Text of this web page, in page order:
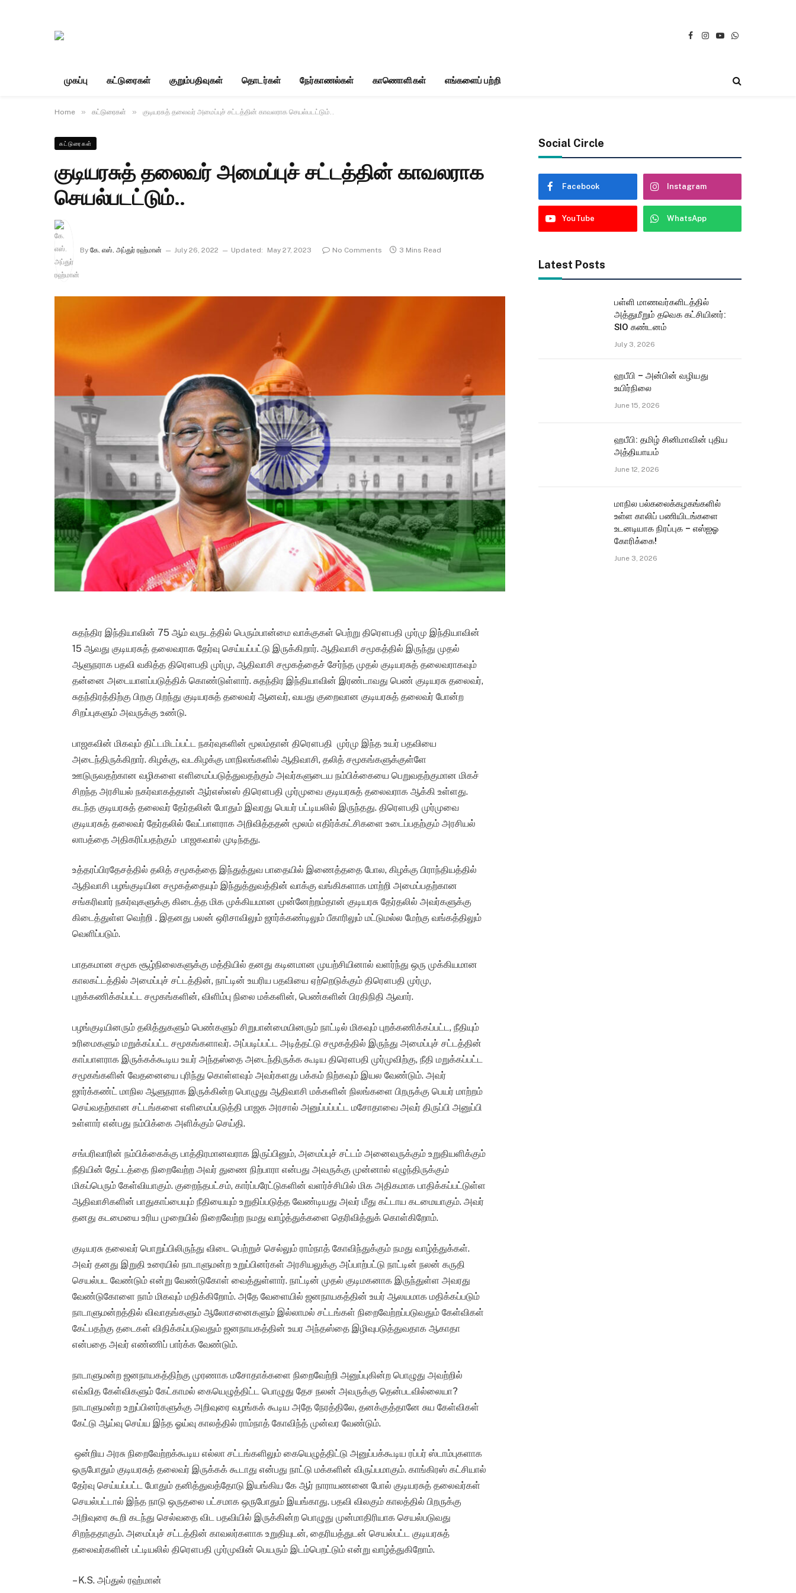
Facebook
Instagram
YouTubeWhatsApp
முகப்பு கட்டுரைகள் குறும்பதிவுகள் தொடர்கள் நேர்காணல்கள் காணொளிகள் எங்களைப் பற்றி
Home » கட்டுரைகள் » குடியரசுத் தலைவர் அமைப்புச் சட்டத்தின் காவலராக செயல்படட்டும்..
கட்டுரைகள்
குடியரசுத் தலைவர் அமைப்புச் சட்டத்தின் காவலராக
செயல்படட்டும்..
By கே. எஸ். அப்துர் ரஹ்மான் July 26, 2022 Updated: May 27, 2023 No Comments 3 Mins Read
சுதந்திர இந்தியாவின் 75 ஆம் வருடத்தில் பெரும்பான்மை வாக்குகள் பெற்று திரௌபதி முர்மு இந்தியாவின்
15 ஆவது குடியரசுத் தலைவராக தேர்வு செய்யப்பட்டு இருக்கிறார். ஆதிவாசி சமூகத்தில் இருந்து முதல்
ஆளுநராக பதவி வகித்த திரௌபதி முர்மு, ஆதிவாசி சமூகத்தைச் சேர்ந்த முதல் குடியரசுத் தலைவராகவும்
தன்னை அடையாளப்படுத்திக் கொண்டுள்ளார். சுதந்திர இந்தியாவின் இரண்டாவது பெண் குடியரசு தலைவர்,
சுதந்திரத்திற்கு பிறகு பிறந்து குடியரசுத் தலைவர் ஆனவர், வயது குறைவான குடியரசுத் தலைவர் போன்ற
சிறப்புகளும் அவருக்கு உண்டு.
பாஜகவின் மிகவும் திட்டமிடப்பட்ட நகர்வுகளின் மூலம்தான் திரௌபதி முர்மு இந்த உயர் பதவியை
அடைந்திருக்கிறார். கிழக்கு, வடகிழக்கு மாநிலங்களில் ஆதிவாசி, தலித் சமூகங்களுக்குள்ளே
ஊடுருவதற்கான வழிகளை எளிமைப்படுத்துவதற்கும் அவர்களுடைய நம்பிக்கையை பெறுவதற்குமான மிகச்
சிறந்த அரசியல் நகர்வாகத்தான் ஆர்எஸ்எஸ் திரௌபதி முர்முவை குடியரசுத் தலைவராக ஆக்கி உள்ளது.
கடந்த குடியரசுத் தலைவர் தேர்தலின் போதும் இவரது பெயர் பட்டியலில் இருந்தது. திரௌபதி முர்முவை
குடியரசுத் தலைவர் தேர்தலில் வேட்பாளராக அறிவித்ததன் மூலம் எதிர்க்கட்சிகளை உடைப்பதற்கும் அரசியல்
லாபத்தை அதிகரிப்பதற்கும் பாஜகவால் முடிந்தது.
உத்தரப்பிரதேசத்தில் தலித் சமூகத்தை இந்துத்துவ பாதையில் இணைத்ததை போல, கிழக்கு பிராந்தியத்தில்
ஆதிவாசி பழங்குடியின சமூகத்தையும் இந்துத்துவத்தின் வாக்கு வங்கிகளாக மாற்றி அமைப்பதற்கான
சங்கரிவார் நகர்வுகளுக்கு கிடைத்த மிக முக்கியமான முன்னேற்றம்தான் குடியரசு தேர்தலில் அவர்களுக்கு
கிடைத்துள்ள வெற்றி . இதனது பலன் ஒரிசாவிலும் ஜார்க்கண்டிலும் பீகாரிலும் மட்டுமல்ல மேற்கு வங்கத்திலும்
வெளிப்படும்.
பாதகமான சமூக சூழ்நிலைகளுக்கு மத்தியில் தனது கடினமான முயற்சியினால் வளர்ந்து ஒரு முக்கியமான
காலகட்டத்தில் அமைப்புச் சட்டத்தின், நாட்டின் உயரிய பதவியை ஏற்றெடுக்கும் திரௌபதி முர்மு,
புறக்கணிக்கப்பட்ட சமூகங்களின், விளிம்பு நிலை மக்களின், பெண்களின் பிரதிநிதி ஆவார்.
பழங்குடியினரும் தலித்துகளும் பெண்களும் சிறுபான்மையினரும் நாட்டில் மிகவும் புறக்கணிக்கப்பட்ட, நீதியும்
உரிமைகளும் மறுக்கப்பட்ட சமூகங்களாவர். அப்படிப்பட்ட அடித்தட்டு சமூகத்தில் இருந்து அமைப்புச் சட்டத்தின்
காப்பாளராக இருக்கக்கூடிய உயர் அந்தஸ்தை அடைந்திருக்க கூடிய திரௌபதி முர்முவிற்கு, நீதி மறுக்கப்பட்ட
சமூகங்களின் வேதனையை புரிந்து கொள்ளவும் அவர்களது பக்கம் நிற்கவும் இயல வேண்டும். அவர்
ஜார்க்கண்ட் மாநில ஆளுநராக இருக்கின்ற பொழுது ஆதிவாசி மக்களின் நிலங்களை பிறருக்கு பெயர் மாற்றம்
செய்வதற்கான சட்டங்களை எளிமைப்படுத்தி பாஜக அரசால் அனுப்பப்பட்ட மசோதாவை அவர் திருப்பி அனுப்பி
உள்ளார் என்பது நம்பிக்கை அளிக்கும் செய்தி.
சங்பரிவாரின் நம்பிக்கைக்கு பாத்திரமானவராக இருப்பினும், அமைப்புச் சட்டம் அனைவருக்கும் உறுதியளிக்கும்
நீதியின் தேட்டத்தை நிறைவேற்ற அவர் துணை நிற்பாரா என்பது அவருக்கு முன்னால் எழுந்திருக்கும்
மிகப்பெரும் கேள்வியாகும். குறைந்தபட்சம், கார்ப்பரேட்டுகளின் வளர்ச்சியில் மிக அதிகமாக பாதிக்கப்பட்டுள்ள
ஆதிவாசிகளின் பாதுகாப்பையும் நீதியையும் உறுதிப்படுத்த வேண்டியது அவர் மீது கட்டாய கடமையாகும். அவர்
தனது கடமையை உரிய முறையில் நிறைவேற்ற நமது வாழ்த்துக்களை தெரிவித்துக் கொள்கிறோம்.
குடியரசு தலைவர் பொறுப்பிலிருந்து விடை பெற்றுச் செல்லும் ராம்நாத் கோவிந்துக்கும் நமது வாழ்த்துக்கள்.
அவர் தனது இறுதி உரையில் நாடாளுமன்ற உறுப்பினர்கள் அரசியலுக்கு அப்பாற்பட்டு நாட்டின் நலன் கருதி
செயல்பட வேண்டும் என்று வேண்டுகோள் வைத்துள்ளார். நாட்டின் முதல் குடிமகனாக இருந்துள்ள அவரது
வேண்டுகோளை நாம் மிகவும் மதிக்கிறோம். அதே வேளையில் ஜனநாயகத்தின் உயர் ஆலயமாக மதிக்கப்படும்
நாடாளுமன்றத்தில் விவாதங்களும் ஆலோசனைகளும் இல்லாமல் சட்டங்கள் நிறைவேற்றப்படுவதும் கேள்விகள்
கேட்பதற்கு தடைகள் விதிக்கப்படுவதும் ஜனநாயகத்தின் உயர அந்தஸ்தை இழிவுபடுத்துவதாக ஆகாதா
என்பதை அவர் எண்ணிப் பார்க்க வேண்டும்.
நாடாளுமன்ற ஜனநாயகத்திற்கு முரணாக மசோதாக்களை நிறைவேற்றி அனுப்புகின்ற பொழுது அவற்றில்
எவ்வித கேள்விகளும் கேட்காமல் கையெழுத்திட்ட பொழுது தேச நலன் அவருக்கு தென்படவில்லையா?
நாடாளுமன்ற உறுப்பினர்களுக்கு அறிவுரை வழங்கக் கூடிய அதே நேரத்திலே, தனக்குத்தானே சுய கேள்விகள்
கேட்டு ஆய்வு செய்ய இந்த ஓய்வு காலத்தில் ராம்நாத் கோவிந்த் முன்வர வேண்டும்.
ஒன்றிய அரசு நிறைவேற்றக்கூடிய எல்லா சட்டங்களிலும் கையெழுத்திட்டு அனுப்பக்கூடிய ரப்பர் ஸ்டாம்புகளாக
ஒருபோதும் குடியரசுத் தலைவர் இருக்கக் கூடாது என்பது நாட்டு மக்களின் விருப்பமாகும். காங்கிரஸ் கட்சியால்
தேர்வு செய்யப்பட்ட போதும் தனித்துவத்தோடு இயங்கிய கே ஆர் நாராயணனை போல் குடியரசுத் தலைவர்கள்
செயல்பட்டால் இந்த நாடு ஒருதலை பட்சமாக ஒருபோதும் இயங்காது. பதவி விலகும் காலத்தில் பிறருக்கு
அறிவுரை கூறி கடந்து செல்வதை விட பதவியில் இருக்கின்ற பொழுது முன்மாதிரியாக செயல்படுவது
சிறந்ததாகும். அமைப்புச் சட்டத்தின் காவலர்களாக உறுதியுடன், தைரியத்துடன் செயல்பட்ட குடியரசுத்
தலைவர்களின் பட்டியலில் திரௌபதி முர்முவின் பெயரும் இடம்பெறட்டும் என்று வாழ்த்துகிறோம்.
– K.S. அப்துல் ரஹ்மான்
Social Circle
Facebook Instagram
YouTube WhatsApp
Latest Posts
பள்ளி மாணவர்களிடத்தில்
அத்துமீறும் தவெக கட்சியினர்:
SIO கண்டனம்
July 3, 2026
ஹபீபி – அன்பின் வழியது
உயிர்நிலை
June 15, 2026
ஹபீபி: தமிழ் சினிமாவின் புதிய
அத்தியாயம்
June 12, 2026
மாநில பல்கலைக்கழகங்களில்
உள்ள காலிப் பணியிடங்களை
உடனடியாக நிரப்புக – எஸ்ஐஓ
கோரிக்கை!
June 3, 2026